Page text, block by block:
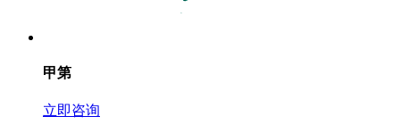
甲第
立即咨询